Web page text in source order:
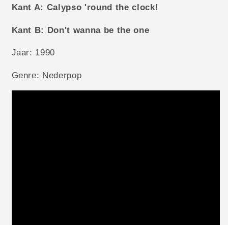
Kant A: Calypso 'round the clock!
Kant B: Don't wanna be the one
Jaar: 1990
Genre: Nederpop